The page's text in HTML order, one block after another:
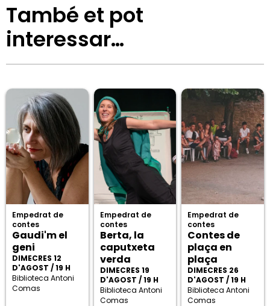
També et pot
interessar…
Empedrat de
contes
Gaudi'm el
geni
DIMECRES 12
D'AGOST / 19 H
Biblioteca Antoni
Comas
Empedrat de
contes
Berta, la
caputxeta
verda
DIMECRES 19
D'AGOST / 19 H
Biblioteca Antoni
Comas
Empedrat de
contes
Contes de
plaça en
plaça
DIMECRES 26
D'AGOST / 19 H
Biblioteca Antoni
Comas